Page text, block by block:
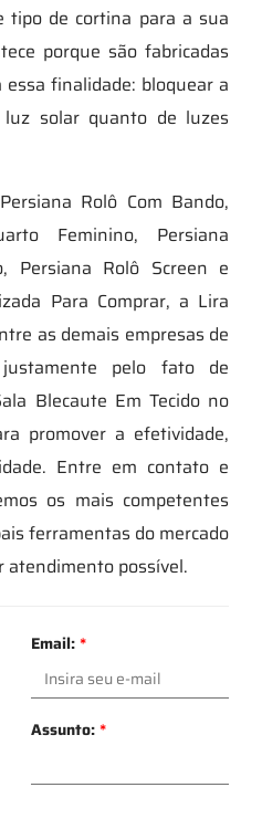
tipo de cortina para a sua
porque são fabricadas
finalidade: bloquear a
solar quanto de luzes
Rolô Com Bando,
Feminino, Persiana
Persiana Rolô Screen e
Para Comprar, a Lira
as demais empresas de
pelo fato de
Blecaute Em Tecido no
promover a efetividade,
Entre em contato e
os mais competentes
ferramentas do mercado
atendimento possível.
Email:*
Assunto:*